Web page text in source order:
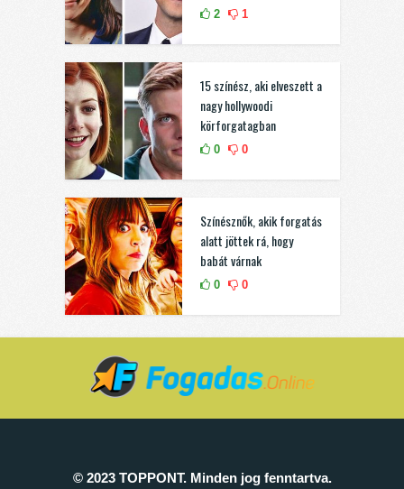
2 1
15 színész, aki elveszett a
nagy hollywoodi
körforgatagban
0 0
Színésznők, akik forgatás
alatt jöttek rá, hogy
babát várnak
0 0
© 2023 TOPPONT. Minden jog fenntartva.